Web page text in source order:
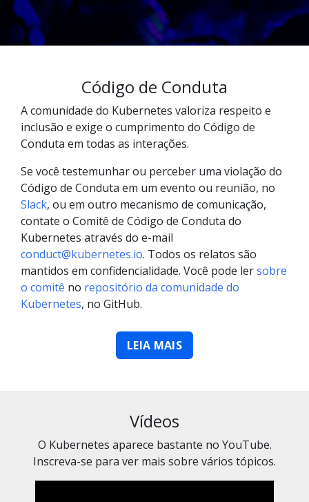
Código de Conduta
A comunidade do Kubernetes valoriza respeito e
inclusão e exige o cumprimento do Código de
Conduta em todas as interações.
Se você testemunhar ou perceber uma violação do
Código de Conduta em um evento ou reunião, no
Slack, ou em outro mecanismo de comunicação,
contate o Comitê de Código de Conduta do
Kubernetes através do e-mail
conduct@kubernetes.io. Todos os relatos são
mantidos em confidencialidade. Você pode lersobre
o comitê no repositório da comunidade do
Kubernetes, no GitHub.
LEIA MAIS
Vídeos
O Kubernetes aparece bastante no YouTube.
Inscreva-se para ver mais sobre vários tópicos.